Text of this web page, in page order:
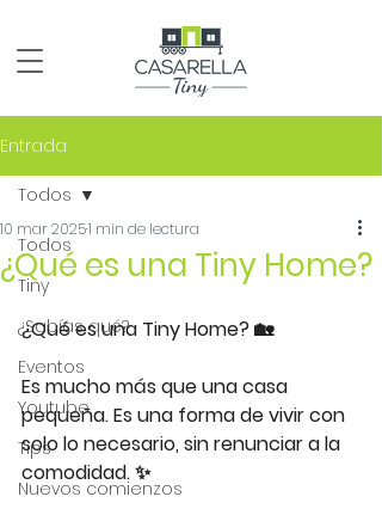
Entrada
Todos
Tiny
¿Sabías qué?
Eventos
Youtube
Tips
Nuevos comienzos
Todos
¿Qué es una Tiny Home?
10 mar 20251 min de lectura
¿Qué es una Tiny Home? 🏡
Es mucho más que una casa
pequeña. Es una forma de vivir con
solo lo necesario, sin renunciar a la
comodidad. ✨